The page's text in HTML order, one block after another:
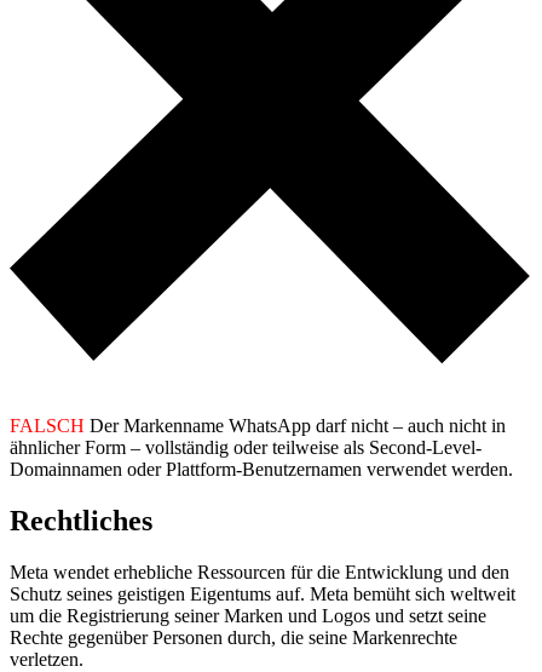
FALSCH Der Markenname WhatsApp darf nicht – auch nicht in
ähnlicher Form – vollständig oder teilweise als Second-Level-
Domainnamen oder Plattform-Benutzernamen verwendet werden.
Rechtliches
Meta wendet erhebliche Ressourcen für die Entwicklung und den
Schutz seines geistigen Eigentums auf. Meta bemüht sich weltweit
um die Registrierung seiner Marken und Logos und setzt seine
Rechte gegenüber Personen durch, die seine Markenrechte
verletzen.